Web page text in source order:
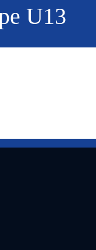
U13